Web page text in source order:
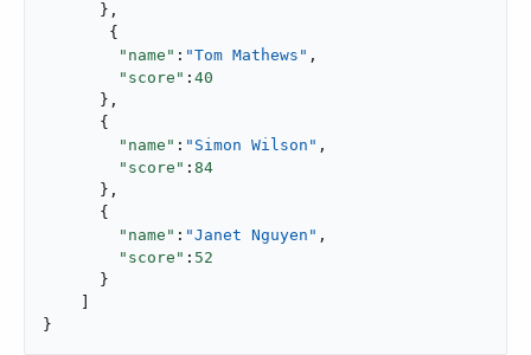
      },
       {
"name" : "Tom Mathews" ,
"score" : 40
      },
      {
"name" : "Simon Wilson" ,
"score" : 84
      },
      {
"name" : "Janet Nguyen" ,
"score" : 52
      }
}